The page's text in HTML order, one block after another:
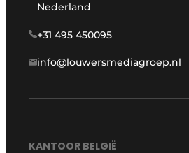
Nederland
+31 495 450095
info@louwersmediagroep.nl
KANTOOR BELGIË